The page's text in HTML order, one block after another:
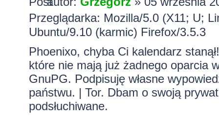
Przeglądarka: Mozilla/5.0 (X11; U;
Ubuntu/9.10 (karmic) Firefox/3.5.3
Phoenixo, chyba Ci kalendarz
które nie mają już żadnego oparcia
GnuPG. Podpisuję własne
państwu. | Tor. Dbam o swoją
podsłuchiwane.